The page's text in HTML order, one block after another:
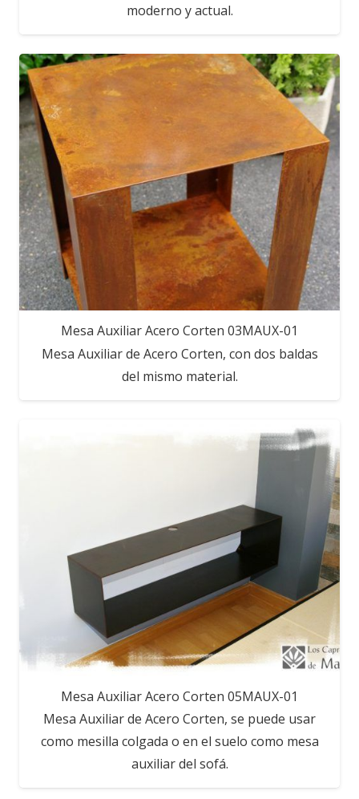
moderno y actual.
Mesa Auxiliar Acero Corten 03MAUX-01
Mesa Auxiliar de Acero Corten, con dos baldas
del mismo material.
Mesa Auxiliar Acero Corten 05MAUX-01
Mesa Auxiliar de Acero Corten, se puede usar
como mesilla colgada o en el suelo como mesa
auxiliar del sofá.